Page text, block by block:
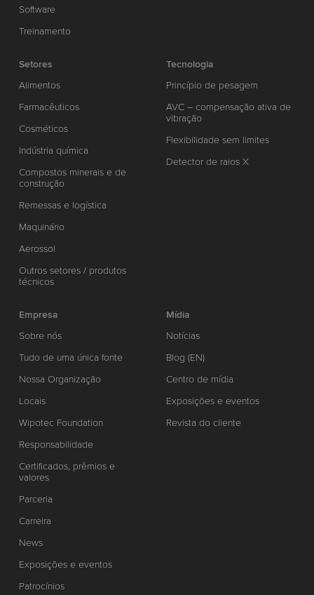
Software
Treinamento
Setores
Alimentos
Farmacêuticos
Cosméticos
Indústria química
Compostos minerais e de
construção
Remessas e logística
Maquinário
Aerossol
Outros setores / produtos
técnicos
Tecnologia
Princípio de pesagem
AVC – compensação ativa de
vibração
Flexibilidade sem limites
Detector de raios X
Empresa
Sobre nós
Tudo de uma única fonte
Nossa Organização
Locais
Wipotec Foundation
Responsabilidade
Certificados, prêmios e
valores
Parceria
Carreira
News
Exposições e eventos
Patrocínios
Mídia
Notícias
Blog (EN)
Centro de mídia
Exposições e eventos
Revista do cliente